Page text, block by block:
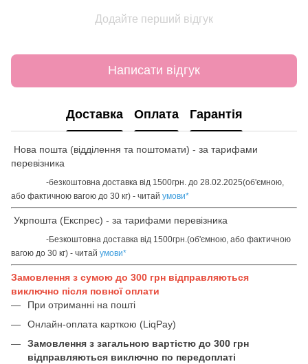
Додайте перший відгук
Написати відгук
Доставка Оплата Гарантія
Нова пошта (відділення та поштомати) - за тарифами
перевізника
-безкоштовна доставка від 1500грн. до 28.02.2025(об'ємною,
або фактичною вагою до 30 кг) - читай умови*
Укрпошта (Експрес) - за тарифами перевізника
-Безкоштовна доставка від 1500грн.(об'ємною, або фактичною
вагою до 30 кг) - читай умови*
Замовлення з сумою до 300 грн відправляються
виключно після повної оплати
При отриманні на пошті
Онлайн-оплата карткою (LiqPay)
Замовлення з загальною вартістю до 300 грн
відправляються виключно по передоплаті